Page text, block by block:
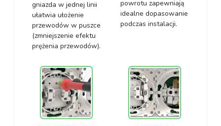
gniazda w jednej linii
ułatwia ułożenie
przewodów w puszce
(zmniejszenie efektu
prężenia przewodów).
powrotu zapewniają
idealne dopasowanie
podczas instalacji.